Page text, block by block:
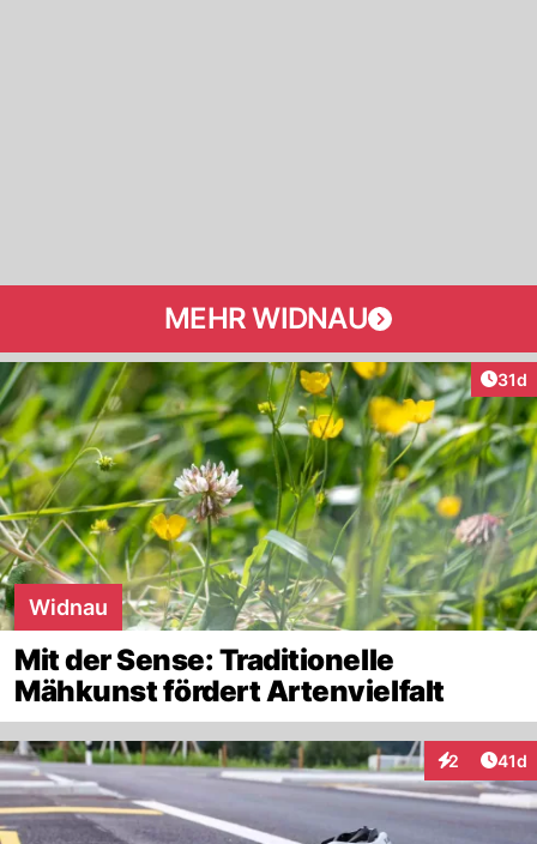
MEHR WIDNAU
31d
Widnau
Mit der Sense: Traditionelle
Mähkunst fördert Artenvielfalt
2
Interaktionen
41d